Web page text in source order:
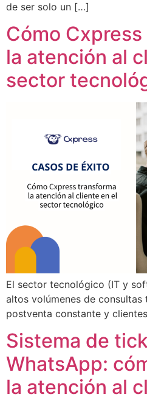
de ser solo un […]
Cómo
la atención al
sector
El sector tecnológico (IT y
altos volúmenes de
postventa constante y
Sistema de
WhatsApp:
la atención al